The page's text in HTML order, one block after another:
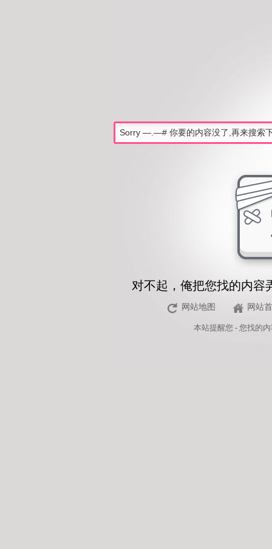
对不起，俺把您找的内容
网站地图 网站
本站提醒您 - 您找的